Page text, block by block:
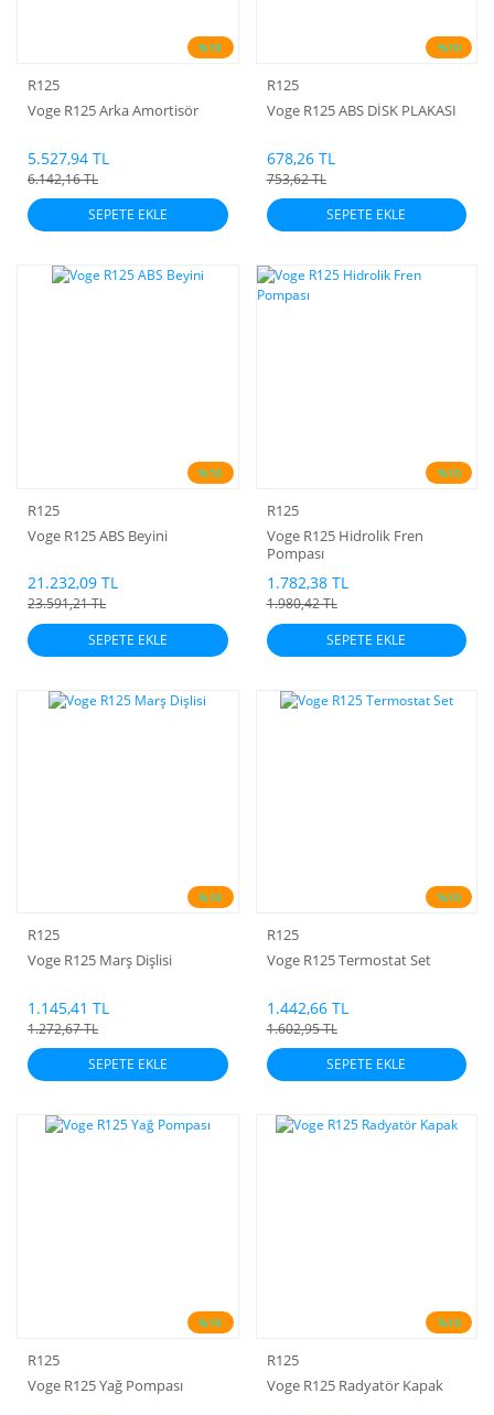
%10
R125
Voge R125 Arka Amortisör
5.527,94 TL
6.142,16 TL
SEPETE EKLE
%10
R125
Voge R125 ABS DİSK PLAKASI
678,26 TL
753,62 TL
SEPETE EKLE
%10
R125
Voge R125 ABS Beyini
21.232,09 TL
23.591,21 TL
SEPETE EKLE
%10
R125
Voge R125 Hidrolik Fren
Pompası
1.782,38 TL
1.980,42 TL
SEPETE EKLE
%10
R125
Voge R125 Marş Dişlisi
1.145,41 TL
1.272,67 TL
SEPETE EKLE
%10
R125
Voge R125 Termostat Set
1.442,66 TL
1.602,95 TL
SEPETE EKLE
%10
R125
Voge R125 Yağ Pompası
%10
R125
Voge R125 Radyatör Kapak